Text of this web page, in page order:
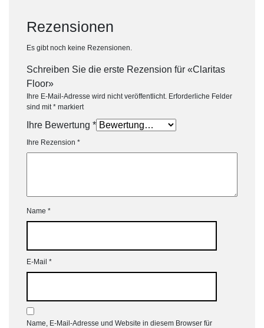
Rezensionen
Es gibt noch keine Rezensionen.
Schreiben Sie die erste Rezension für «Claritas
Floor»
Ihre E-Mail-Adresse wird nicht veröffentlicht. Erforderliche Felder
sind mit * markiert
Ihre Bewertung *
Ihre Rezension *
Name *
E-Mail *
Name, E-Mail-Adresse und Website in diesem Browser für